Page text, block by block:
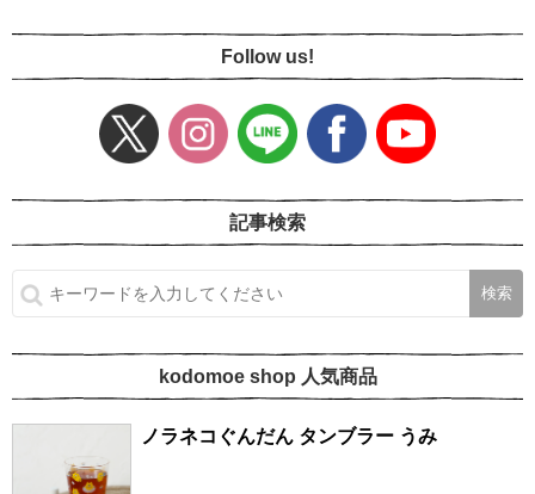
Follow us!
記事検索
kodomoe shop 人気商品
ノラネコぐんだん タンブラー うみ